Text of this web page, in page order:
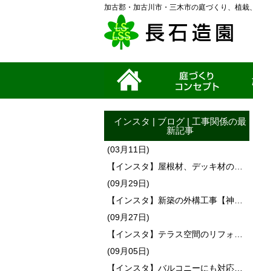
加古郡・加古川市・三木市の庭づくり、植栽
インスタ | ブログ| 工事関係の最
新記事
(03月11日)
【インスタ】屋根材、デッキ材の…
(09月29日)
【インスタ】新築の外構工事【神…
(09月27日)
【インスタ】テラス空間のリフォ…
(09月05日)
【インスタ】バルコニーにも対応…